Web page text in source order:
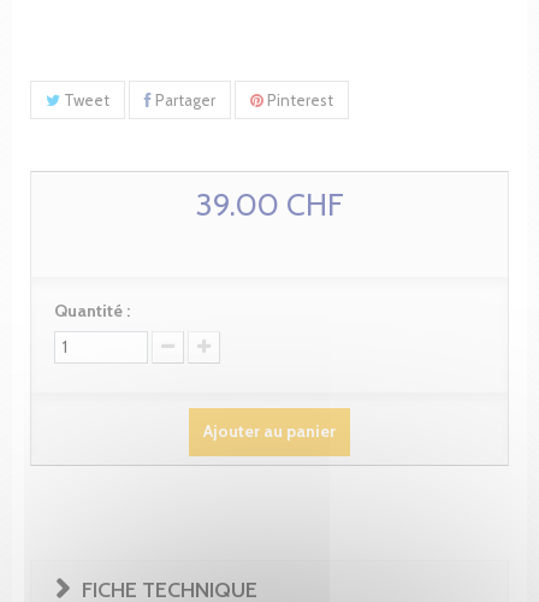
Tweet Partager Pinterest
39.00 CHF
Quantité :
Ajouter au panier
FICHE TECHNIQUE